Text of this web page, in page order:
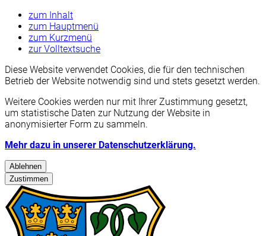
zum Inhalt
zum Hauptmenü
zum Kurzmenü
zur Volltextsuche
Diese Website verwendet Cookies, die für den technischen
Betrieb der Website notwendig sind und stets gesetzt werden.
Weitere Cookies werden nur mit Ihrer Zustimmung gesetzt,
um statistische Daten zur Nutzung der Website in
anonymisierter Form zu sammeln.
Mehr dazu in unserer Datenschutzerklärung.
Ablehnen
Zustimmen